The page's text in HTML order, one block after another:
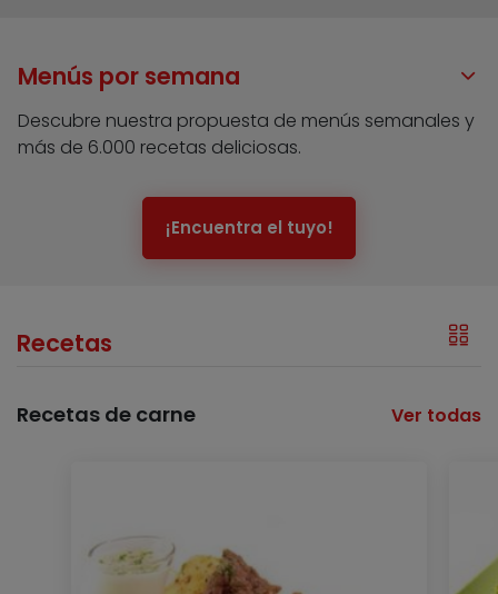
Menús por semana
Descubre nuestra propuesta de menús semanales y
más de 6.000 recetas deliciosas.
¡Encuentra el tuyo!
Recetas
Recetas de carne Ver todas